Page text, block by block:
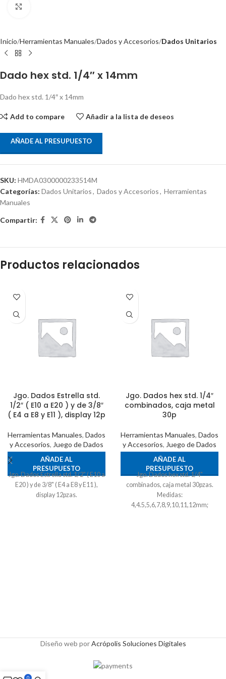
Inicio Herramientas Manuales Dados y Accesorios Dados Unitarios
Dado hex std. 1/4″ x 14mm
Dado hex std. 1/4″ x 14mm
Add to compare Añadir a la lista de deseos
AÑADE AL PRESUPUESTO
SKU: HMDA0300000233514M
Categorías: Dados Unitarios, Dados y Accesorios, Herramientas
Manuales
Compartir:
Productos relacionados
Jgo. Dados Estrella std.
1/2″ ( E10 a E20 ) y de 3/8″
( E4 a E8 y E11 ), display 12p
Herramientas Manuales, Dados
y Accesorios, Juego de Dados
AÑADE AL
PRESUPUESTO
Jgo. Dados Estrella std. 1/2" ( E10 a
E20 ) y de 3/8" ( E4 a E8 y E11 ),
display 12pzas.
Jgo. Dados hex std. 1/4″
combinados, caja metal
30p
Herramientas Manuales, Dados
y Accesorios, Juego de Dados
AÑADE AL
PRESUPUESTO
Jgo. Dados hex std. 1/4"
combinados, caja metal 30pzas.
Medidas:
4,4.5,5,6,7,8,9,10,11,12mm;
Diseño web porAcrópolis Soluciones Digitales
0